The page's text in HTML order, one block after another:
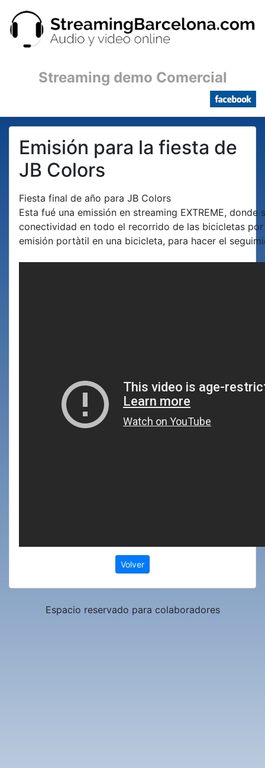
Streaming demo Comercial
Emisión para la fiesta de
JB Colors
Fiesta final de año para JB Colors
Esta fué una emissión en streaming EXTREME,
conectividad en todo el recorrido de las bicicletas
emisión portàtil en una bicicleta, para hacer el
Volver
Espacio reservado para colaboradores